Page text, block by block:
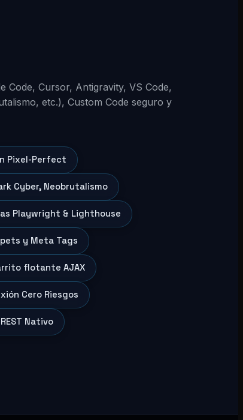
Code, Cursor, Antigravity, VS Code,
etc.), Custom Code seguro y
Pixel-Perfect
Cyber, Neobrutalismo
Playwright & Lighthouse
y Meta Tags
flotante AJAX
Cero Riesgos
Nativo